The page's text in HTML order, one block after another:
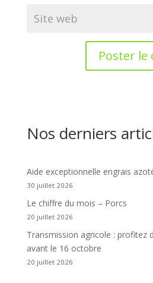
Nos derniers
Aide exceptionnelle engrais
30 juillet 2026
Le chiffre du mois – Porcs
20 juillet 2026
Transmission agricole : profitez
avant le 16 octobre
20 juillet 2026